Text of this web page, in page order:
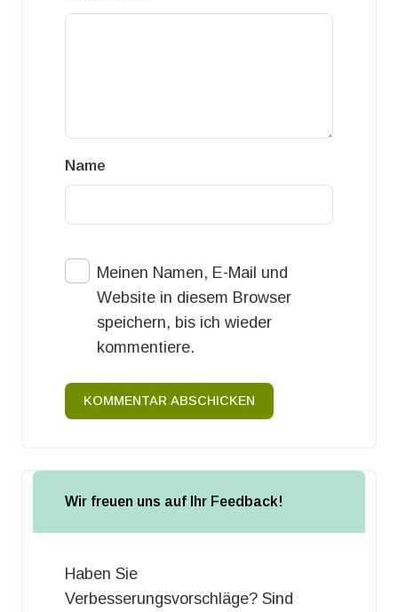
Name
Meinen Namen, E-Mail und
Website in diesem Browser
speichern, bis ich wieder
kommentiere.
KOMMENTAR ABSCHICKEN
Wir freuen uns auf Ihr Feedback!
Haben Sie
Verbesserungsvorschläge? Sind